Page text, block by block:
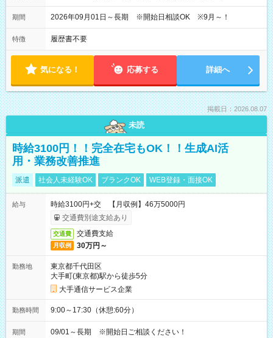
期間 2026年09月01日～長期 ※開始日相談OK ※9月～！
特徴 履歴書不要
気になる！ 応募する 詳細へ
掲載日：2026.08.07
未読
時給3100円！！完全在宅もOK！！生成AI活
用・業務改善推進
派遣 社会人未経験OK ブランクOK WEB登録・面接OK
給与
時給3100円+交 【月収例】46万5000円
交通費別途支給あり
交通費 交通費支給
月収例 30万円～
勤務地
東京都千代田区
大手町(東京都)駅から徒歩5分
大手通信サービス企業
勤務時間 9:00～17:30（休憩:60分）
期間 09/01～長期 ※開始日ご相談ください！